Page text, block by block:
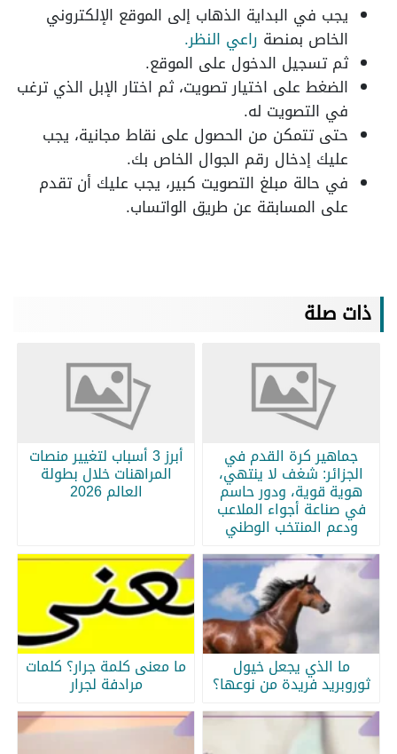
يجب في البداية الذهاب إلى الموقع الإلكتروني
الخاص بمنصة راعي النظر.
ثم تسجيل الدخول على الموقع.
الضغط على اختيار تصويت، ثم اختار الإبل الذي ترغب
في التصويت له.
حتى تتمكن من الحصول على نقاط مجانية، يجب
عليك إدخال رقم الجوال الخاص بك.
في حالة مبلغ التصويت كبير، يجب عليك أن تقدم
على المسابقة عن طريق الواتساب.
ذات صلة
جماهير كرة القدم في
الجزائر: شغف لا ينتهي،
هوية قوية، ودور حاسم
في صناعة أجواء الملاعب
ودعم المنتخب الوطني
أبرز 3 أسباب لتغيير منصات
المراهنات خلال بطولة
العالم 2026
ما الذي يجعل خيول
ثوروبريد فريدة من نوعها؟
ما معنى كلمة جرار؟ كلمات
مرادفة لجرار